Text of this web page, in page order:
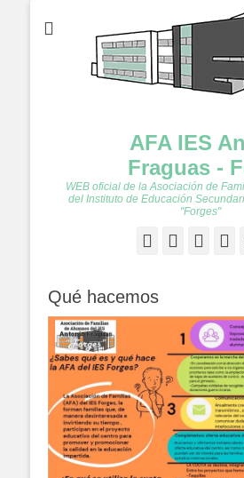
AFA IES
Fraguas -
WEB oficial de la Asociación de
del Instituto de Educación
"Forges"
Facebook
Twitter
Feed
Qué hacemos